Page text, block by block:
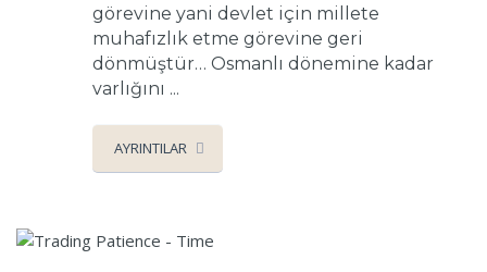
görevine yani devlet için millete
muhafızlık etme görevine geri
dönmüştür… Osmanlı dönemine kadar
varlığını ...
AYRINTILAR